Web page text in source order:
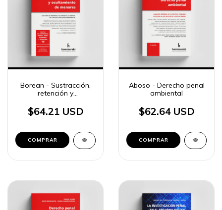
Borean - Sustracción,
retención y
menores
$64.21 USD
COMPRAR
Aboso - Derecho penal
ambiental
$62.64 USD
COMPRAR